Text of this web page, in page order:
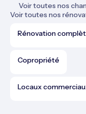
Voir toutes nos
Voir toutes nos
Rénovation
Copropriété
Locaux